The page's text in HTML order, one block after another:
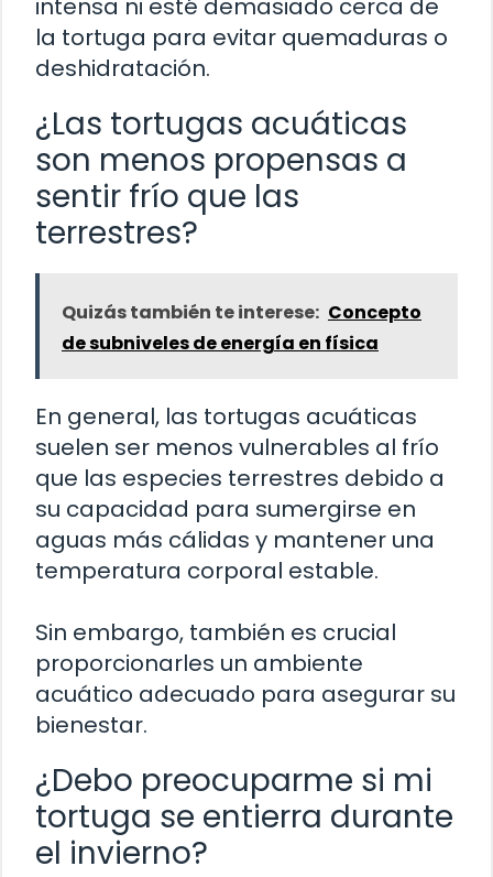
intensa ni esté demasiado cerca de
la tortuga para evitar quemaduras o
deshidratación.
¿Las tortugas acuáticas
son menos propensas a
sentir frío que las
terrestres?
Quizás también te interese: Concepto
de subniveles de energía en física
En general, las tortugas acuáticas
suelen ser menos vulnerables al frío
que las especies terrestres debido a
su capacidad para sumergirse en
aguas más cálidas y mantener una
temperatura corporal estable.
Sin embargo, también es crucial
proporcionarles un ambiente
acuático adecuado para asegurar su
bienestar.
¿Debo preocuparme si mi
tortuga se entierra durante
el invierno?